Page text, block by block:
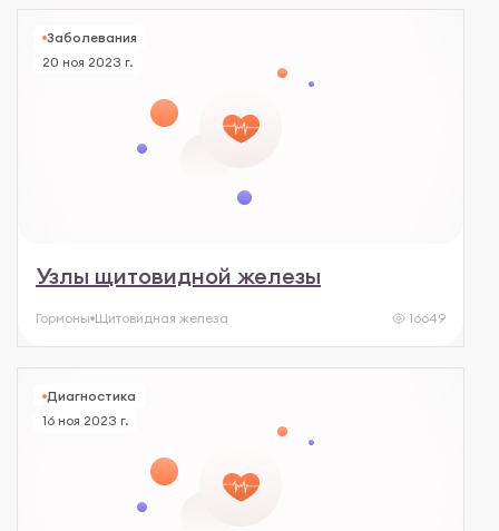
Заболевания
20 ноя 2023 г.
Узлы щитовидной железы
Гормоны Щитовидная железа 16649
Диагностика
16 ноя 2023 г.